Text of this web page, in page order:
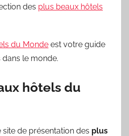
des plus beaux hôtels
du Monde est votre guide
le monde.
hôtels du
de présentation des plus